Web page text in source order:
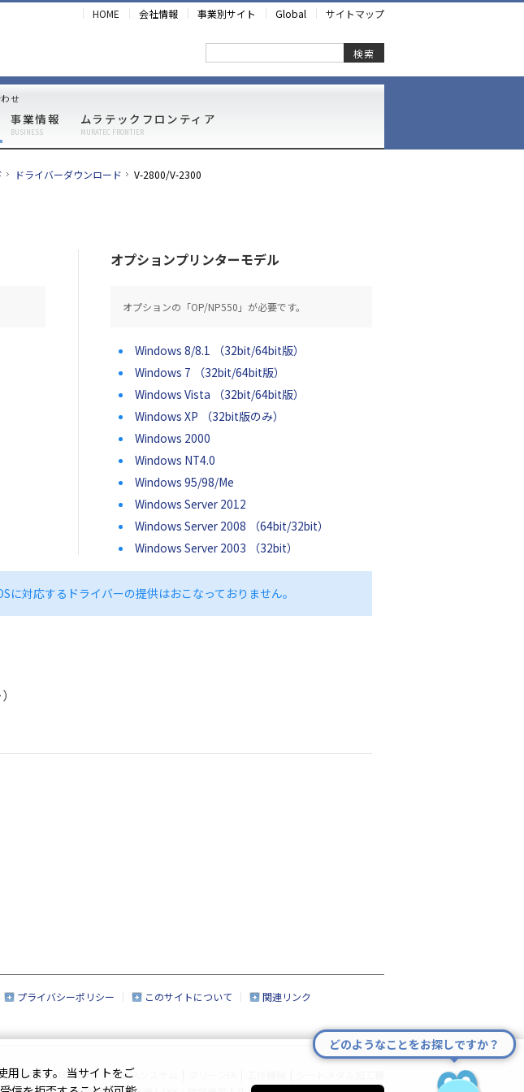
HOME 会社情報 事業別サイト Global サイトマップ
検索
事業情報
BUSINESS
ムラテックフロンティア
MURATEC FRONTIER
せ
ドライバーダウンロード V-2800/V-2300
オプションプリンターモデル
オプションの「OP/NP550」が必要です。
Windows 8/8.1 （32bit/64bit版）
Windows 7 （32bit/64bit版）
Windows Vista （32bit/64bit版）
Windows XP （32bit版のみ）
Windows 2000
Windows NT4.0
Windows 95/98/Me
Windows Server 2012
Windows Server 2008 （64bit/32bit）
Windows Server 2003 （32bit）
に対応するドライバーの提供はおこなっておりません。
プライバシーポリシー このサイトについて 関連リンク
企業情報 | ロジスティクス＆FAシステム
用します。 当サイトをご
どのようなことをお探しですか？